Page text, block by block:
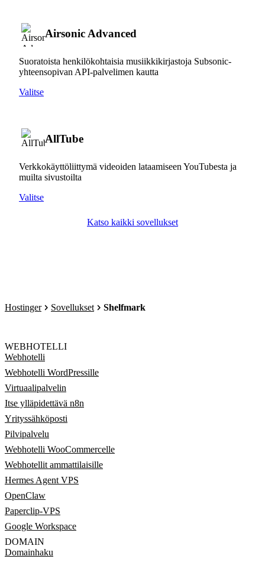
Airsonic Advanced
Suoratoista henkilökohtaisia musiikkikirjastoja Subsonic-
yhteensopivan API-palvelimen kautta
Valitse
AllTube
Verkkokäyttöliittymä videoiden lataamiseen YouTubesta ja
muilta sivustoilta
Valitse
Katso kaikki sovellukset
Hostinger Sovellukset Shelfmark
WEBHOTELLI
Webhotelli
Webhotelli WordPressille
Virtuaalipalvelin
Itse ylläpidettävä n8n
Yrityssähköposti
Pilvipalvelu
Webhotelli WooCommercelle
Webhotellit ammattilaisille
Hermes Agent VPS
OpenClaw
Paperclip-VPS
Google Workspace
DOMAIN
Domainhaku